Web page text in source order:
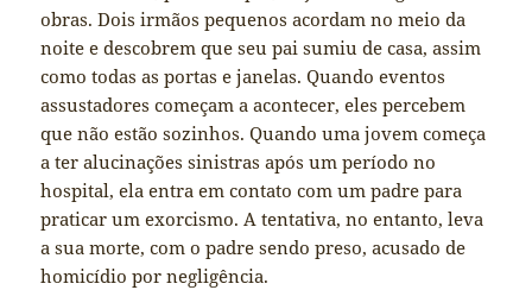
obras. Dois irmãos pequenos acordam no meio da
noite e descobrem que seu pai sumiu de casa, assim
como todas as portas e janelas. Quando eventos
assustadores começam a acontecer, eles percebem
que não estão sozinhos. Quando uma jovem começa
a ter alucinações sinistras após um período no
hospital, ela entra em contato com um padre para
praticar um exorcismo. A tentativa, no entanto, leva
a sua morte, com o padre sendo preso, acusado de
homicídio por negligência.